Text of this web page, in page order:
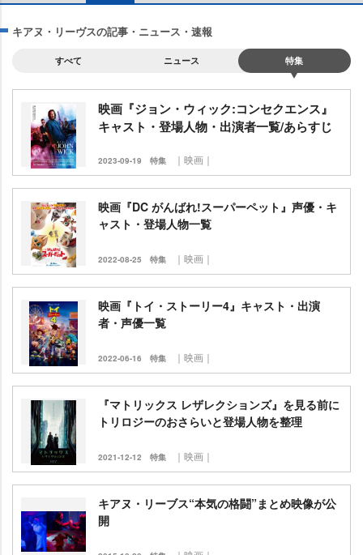
t
キアヌ・リーヴスの記事・ニュース・速報
すべて ニュース 特集
映画『ジョン・ウィック:コンセクエンス』
キャスト・登場人物・出演者一覧/あらすじ
2023-09-19 特集 ｜映画｜
映画『DC がんばれ!スーパーペット』声優・キ
ャスト・登場人物一覧
2022-08-25 特集 ｜映画｜
映画『トイ・ストーリー4』キャスト・出演
者・声優一覧
2022-06-16 特集 ｜映画｜
『マトリックス レザレクションズ』を見る前に
トリロジーのおさらいと登場人物を整理
2021-12-12 特集 ｜映画｜
キアヌ・リーブス“本気の格闘”まとめ映像が公
開